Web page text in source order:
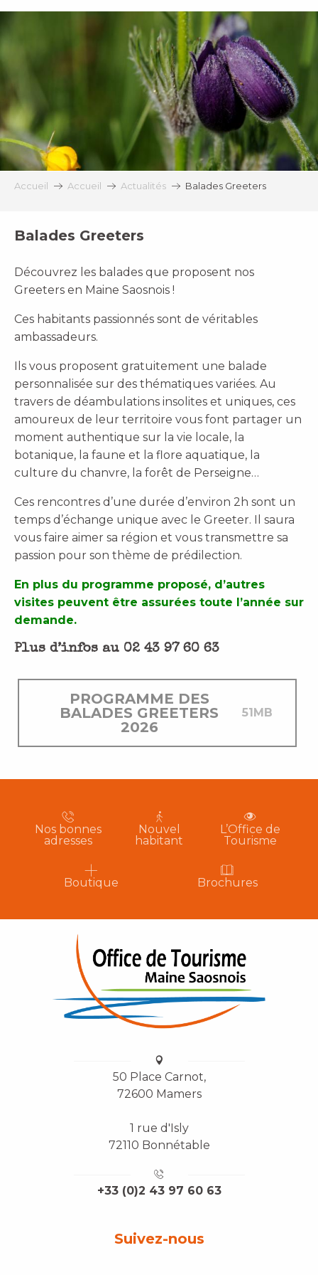
Aller
contenu
principal
Accueil Accueil Actualités Balades Greeters
Balades Greeters
Découvrez les balades que proposent nos
Greeters en Maine Saosnois !
Ces habitants passionnés sont de véritables
ambassadeurs.
Ils vous proposent gratuitement une balade
personnalisée sur des thématiques variées. Au
travers de déambulations insolites et uniques, ces
amoureux de leur territoire vous font partager un
moment authentique sur la vie locale, la
botanique, la faune et la flore aquatique, la
culture du chanvre, la forêt de Perseigne…
Ces rencontres d’une durée d’environ 2h sont un
temps d’échange unique avec le Greeter. Il saura
vous faire aimer sa région et vous transmettre sa
passion pour son thème de prédilection.
En plus du programme proposé, d’autres
visites peuvent être assurées toute l’année sur
demande.
Plus d’infos au 02 43 97 60 63
PROGRAMME DES
BALADES GREETERS
2026
51MB
Nos bonnes
adresses
Nouvel
habitant
L’Office de
Tourisme
Boutique Brochures
50 Place Carnot,
72600 Mamers
1 rue d'Isly
72110 Bonnétable
+33 (0)2 43 97 60 63
Suivez-nous